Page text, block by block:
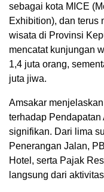
sebagai kota MICE
Exhibition), dan terus
wisata di Provinsi
mencatat kunjungan
1,4 juta orang,
juta jiwa.
Amsakar
terhadap
signifikan. Dari lima
Penerangan Jalan,
Hotel, serta Pajak
langsung dari